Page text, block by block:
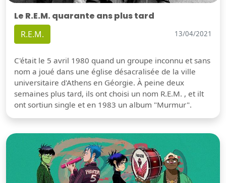
Le R.E.M. quarante ans plus tard
R.E.M. 13/04/2021
C'était le 5 avril 1980 quand un groupe inconnu et sans
nom a joué dans une église désacralisée de la ville
universitaire d'Athens en Géorgie. À peine deux
semaines plus tard, ils ont choisi un nom R.E.M. , et ilt
ont sortiun single et en 1983 un album "Murmur".